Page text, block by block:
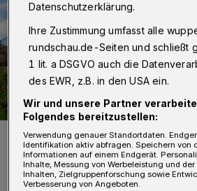
Krokusse vor dem Elisenturm.
Foto: Achim Otto
Datenschutzerklärung.
Ihre Zustimmung umfasst alle
rundschau.de-Seiten und schließt
1 lit. a DSGVO auch die
des EWR, z.B. in den USA ein.
Wir und unsere Partner
Folgendes bereitzustellen:
Verwendung genauer Standortdaten.
Identifikation aktiv abfragen. Speichern von
Informationen auf einem Endgerät.
Inhalte, Messung von Werbeleistung und
Inhalten, Zielgruppenforschung sowie
Verbesserung von Angeboten.